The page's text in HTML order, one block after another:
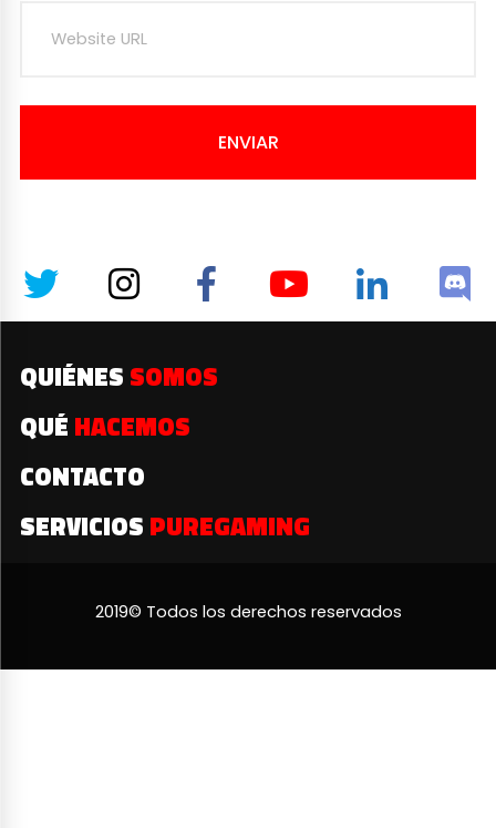
ENVIAR
QUIÉNES SOMOS
QUÉ HACEMOS
CONTACTO
SERVICIOS PUREGAMING
2019© Todos los derechos reservados